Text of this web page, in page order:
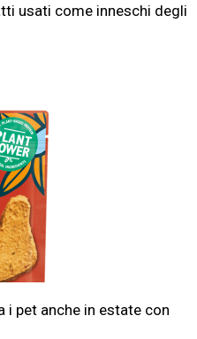
usati come inneschi degli
i pet anche in estate con